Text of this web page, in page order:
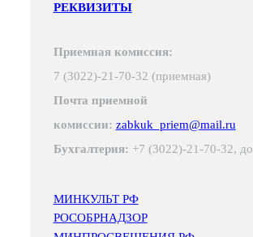
РЕКВИЗИТЫ
Приемная комиссия:
7 (3022)-21-70-32 (приемная)
Почта приемной
комиссии: zabkuk_priem@mail.ru
Бухгалтерия: +7 (3022)-21-70-32,
МИНКУЛЬТ РФ
РОСОБРНАДЗОР